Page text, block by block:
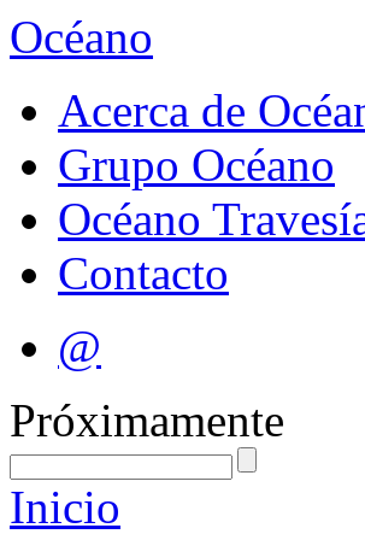
Océano
Acerca de
Grupo Océano
Océano
Contacto
@
Próximamente
Inicio